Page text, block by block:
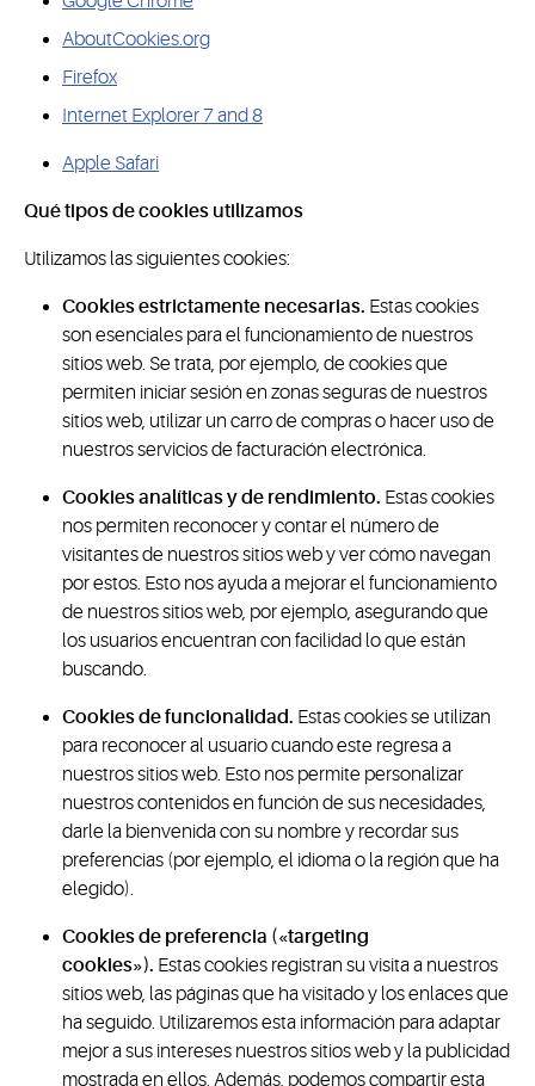
AboutCookies.org
Firefox
Internet Explorer 7 and 8
Apple Safari
Qué tipos de cookies utilizamos
Utilizamos las siguientes cookies:
Cookies estrictamente necesarias. Estas cookies
son esenciales para el funcionamiento de nuestros
sitios web. Se trata, por ejemplo, de cookies que
permiten iniciar sesión en zonas seguras de nuestros
sitios web, utilizar un carro de compras o hacer uso de
nuestros servicios de facturación electrónica.
Cookies analíticas y de rendimiento. Estas cookies
nos permiten reconocer y contar el número de
visitantes de nuestros sitios web y ver cómo navegan
por estos. Esto nos ayuda a mejorar el funcionamiento
de nuestros sitios web, por ejemplo, asegurando que
los usuarios encuentran con facilidad lo que están
buscando.
Cookies de funcionalidad. Estas cookies se utilizan
para reconocer al usuario cuando este regresa a
nuestros sitios web. Esto nos permite personalizar
nuestros contenidos en función de sus necesidades,
darle la bienvenida con su nombre y recordar sus
preferencias (por ejemplo, el idioma o la región que ha
elegido).
Cookies de preferencia («targeting
cookies»). Estas cookies registran su visita a nuestros
sitios web, las páginas que ha visitado y los enlaces que
ha seguido. Utilizaremos esta información para adaptar
mejor a sus intereses nuestros sitios web y la publicidad
mostrada en ellos. Además, podemos compartir esta